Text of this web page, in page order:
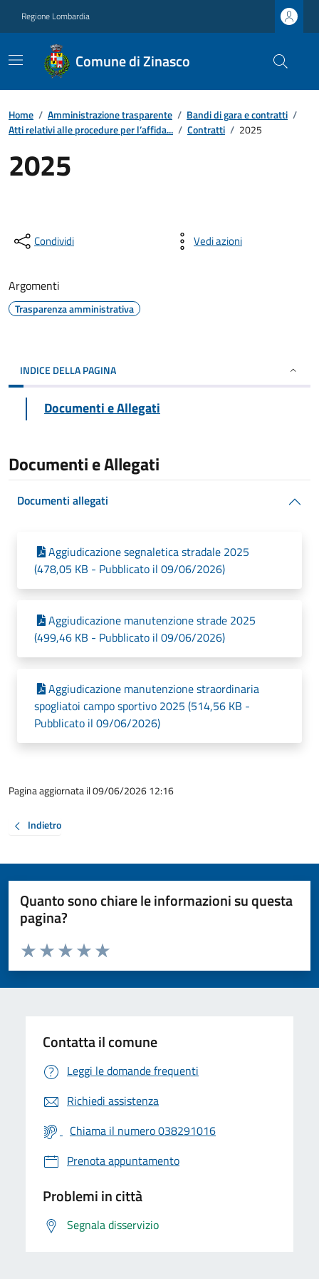
Regione Lombardia
Comune di Zinasco
Home / Amministrazione trasparente / Bandi di gara e contratti /
Atti relativi alle procedure per l’affida... / Contratti / 2025
2025
Condividi Vedi azioni
Argomenti
Trasparenza amministrativa
INDICE DELLA PAGINA
Documenti e Allegati
Documenti e Allegati
Documenti allegati
Aggiudicazione segnaletica stradale 2025
(478,05 KB - Pubblicato il 09/06/2026)
Aggiudicazione manutenzione strade 2025
(499,46 KB - Pubblicato il 09/06/2026)
Aggiudicazione manutenzione straordinaria
spogliatoi campo sportivo 2025 (514,56 KB -
Pubblicato il 09/06/2026)
Pagina aggiornata il 09/06/2026 12:16
Indietro
Quanto sono chiare le informazioni su questa
pagina?
Valuta da 1 a 5 stelle la pagina
Valuta 5 stelle su 5
Valuta 4 stelle su 5
Valuta 3 stelle su 5
Valuta 2 stelle su 5
Valuta 1 stelle su 5
Contatta il comune
Leggi le domande frequenti
Richiedi assistenza
Chiama il numero 038291016
Prenota appuntamento
Problemi in città
Segnala disservizio